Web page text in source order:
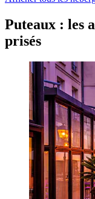
Puteaux : les
prisés